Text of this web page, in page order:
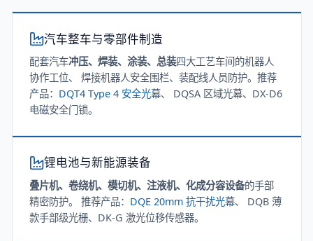
汽车整车与零部件制造
配套汽车冲压、焊装、涂装、总装四大工艺车间的机器人
协作工位、 焊接机器人安全围栏、装配线人员防护。推荐
产品： DQT4 Type 4 安全光幕、 DQSA 区域光幕、DX-D6
电磁安全门锁。
锂电池与新能源装备
叠片机、卷绕机、模切机、注液机、化成分容设备的手部
精密防护。 推荐产品： DQE 20mm 抗干扰光幕、 DQB 薄
款手部级光栅、DK-G 激光位移传感器。